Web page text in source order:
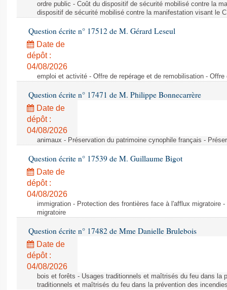
ordre public - Coût du dispositif de sécurité mobilisé contre la
dispositif de sécurité mobilisé contre la manifestation visant le
Question écrite n° 17512 de M. Gérard Leseul
Date de
dépôt :
04/08/2026
emploi et activité - Offre de repérage et de remobilisation -
Question écrite n° 17471 de M. Philippe Bonnecarrère
Date de
dépôt :
04/08/2026
animaux - Préservation du patrimoine cynophile français -
Question écrite n° 17539 de M. Guillaume Bigot
Date de
dépôt :
04/08/2026
immigration - Protection des frontières face à l'afflux migratoire
migratoire
Question écrite n° 17482 de Mme Danielle Brulebois
Date de
dépôt :
04/08/2026
bois et forêts - Usages traditionnels et maîtrisés du feu dans la
traditionnels et maîtrisés du feu dans la prévention des